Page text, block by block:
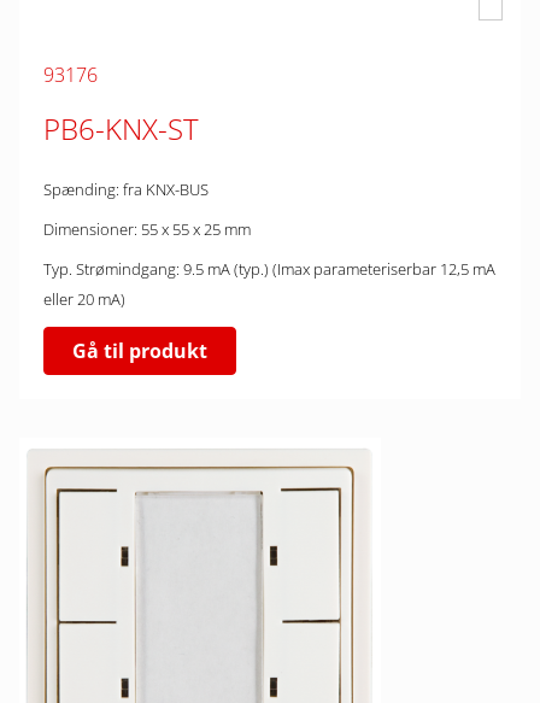
93176
PB6-KNX-ST
Spænding: fra KNX-BUS
Dimensioner: 55 x 55 x 25 mm
Typ. Strømindgang: 9.5 mA (typ.) (Imax parameteriserbar 12,5 mA
eller 20 mA)
Gå til produkt